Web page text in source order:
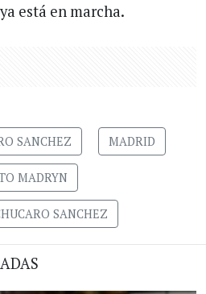
está en marcha.
SANCHEZ MADRID
MADRYN
SANCHEZ